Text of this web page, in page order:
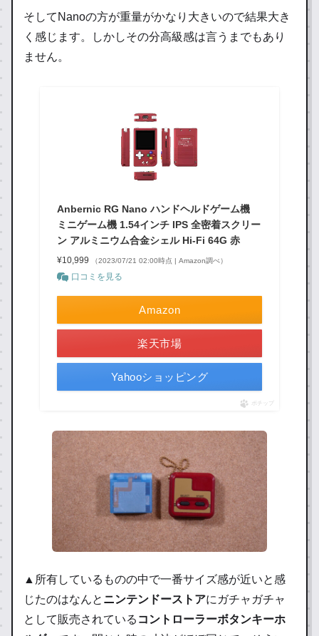
そしてNanoの方が重量がかなり大きいので結果大き
く感じます。しかしその分高級感は言うまでもあり
ません。
Anbernic RG Nano ハンドヘルドゲーム機
ミニゲーム機 1.54インチ IPS 全密着スクリー
ン アルミニウム合金シェル Hi-Fi 64G 赤
¥10,999 （2023/07/21 02:00時点 | Amazon調べ）
口コミを見る
Amazon
楽天市場
Yahooショッピング
ポチップ
▲所有しているものの中で一番サイズ感が近いと感
じたのはなんと ニンテンドーストアにガチャガチャ
として販売されている コントローラーボタンキーホ